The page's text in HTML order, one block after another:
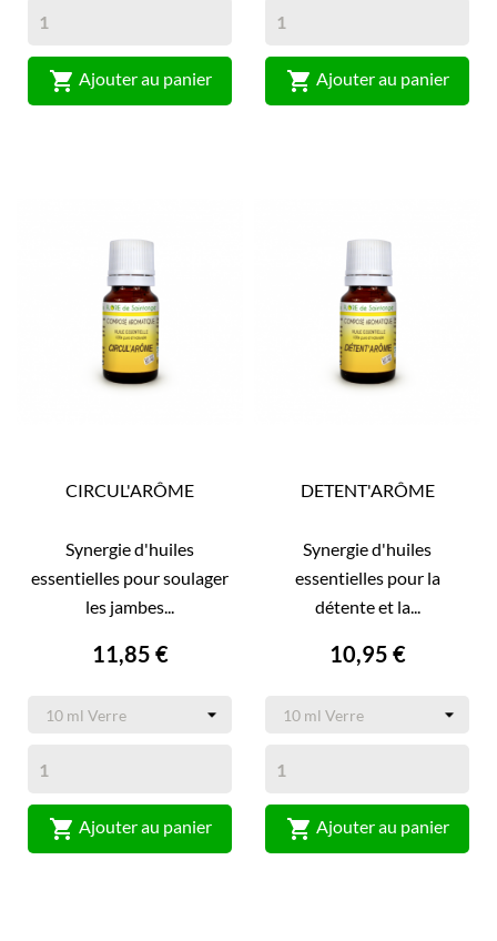
 Ajouter au panier  Ajouter au panier
CIRCUL'ARÔME
Synergie d'huiles
essentielles pour soulager
les jambes...
11,85 €
 Ajouter au panier
DETENT'ARÔME
Synergie d'huiles
essentielles pour la
détente et la...
10,95 €
 Ajouter au panier